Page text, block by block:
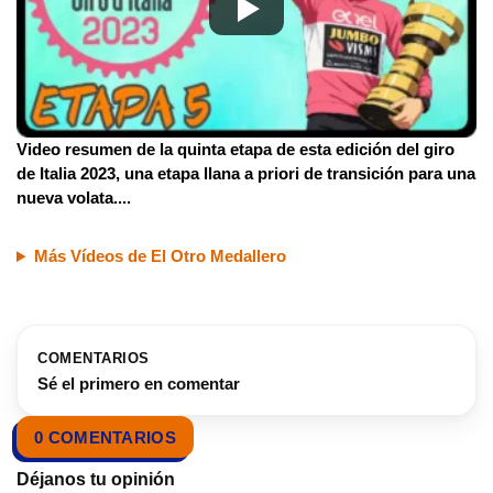
Video resumen de la quinta etapa de esta edición del giro
de Italia 2023, una etapa llana a priori de transición para una
nueva volata....
Más Vídeos de El Otro Medallero
COMENTARIOS
Sé el primero en comentar
0 COMENTARIOS